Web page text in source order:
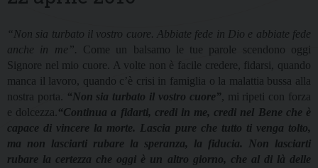
“Non sia turbato il vostro cuore. Abbiate fede in Dio e abbiate fede
anche in me”. Come un balsamo le tue parole scendono oggi
Signore nel mio cuore. A volte non è facile credere, fidarsi, quando
manca il lavoro, quando c’è crisi in famiglia o la malattia bussa alla
nostra porta.
“Non sia turbato il vostro cuore”, mi ripeti con forza
e dolcezza. “Continua a fidarti, credi in me, credi nel Bene che è
capace di vincere la morte. Lascia pure che tutto ti venga tolto,
ma non lasciarti rubare la speranza, la fiducia. Non lasciarti
rubare la certezza che oggi è un altro giorno, che al di là delle